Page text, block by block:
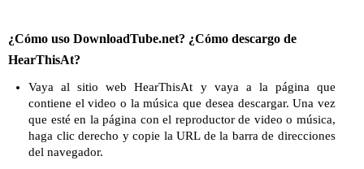
¿Cómo uso DownloadTube.net? ¿Cómo descargo de
HearThisAt?
Vaya al sitio web HearThisAt y vaya a la página que
contiene el video o la música que desea descargar. Una vez
que esté en la página con el reproductor de video o música,
haga clic derecho y copie la URL de la barra de direcciones
del navegador.